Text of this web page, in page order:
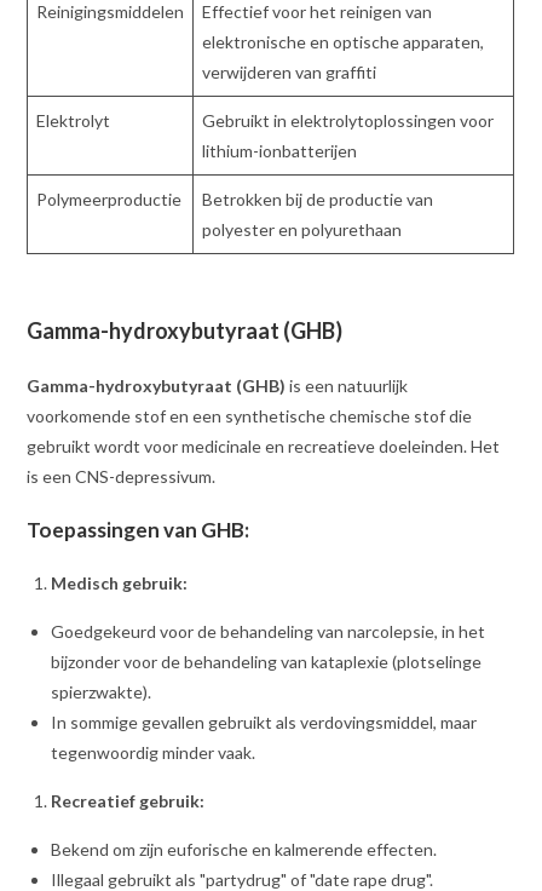
Reinigingsmiddelen
Effectief voor het reinigen van
elektronische en optische apparaten,
verwijderen van graffiti
Elektrolyt
Gebruikt in elektrolytoplossingen voor
lithium-ionbatterijen
Polymeerproductie
Betrokken bij de productie van
polyester en polyurethaan
Gamma-hydroxybutyraat (GHB)
Gamma-hydroxybutyraat (GHB) is een natuurlijk
voorkomende stof en een synthetische chemische stof die
gebruikt wordt voor medicinale en recreatieve doeleinden. Het
is een CNS-depressivum.
Toepassingen van GHB:
Medisch gebruik:
Goedgekeurd voor de behandeling van narcolepsie, in het
bijzonder voor de behandeling van kataplexie (plotselinge
spierzwakte).
In sommige gevallen gebruikt als verdovingsmiddel, maar
tegenwoordig minder vaak.
Recreatief gebruik:
Bekend om zijn euforische en kalmerende effecten.
Illegaal gebruikt als "partydrug" of "date rape drug".